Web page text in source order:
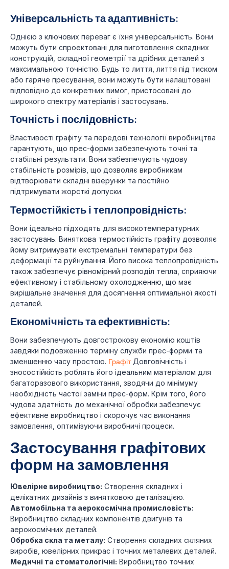
Універсальність та адаптивність:
Однією з ключових переваг є їхня універсальність. Вони
можуть бути спроектовані для виготовлення складних
конструкцій, складної геометрії та дрібних деталей з
максимальною точністю. Будь то лиття, лиття під тиском
або гаряче пресування, вони можуть бути налаштовані
відповідно до конкретних вимог, пристосовані до
широкого спектру матеріалів і застосувань.
Точність і послідовність:
Властивості графіту та передові технології виробництва
гарантують, що прес-форми забезпечують точні та
стабільні результати. Вони забезпечують чудову
стабільність розмірів, що дозволяє виробникам
відтворювати складні візерунки та постійно
підтримувати жорсткі допуски.
Термостійкість і теплопровідність:
Вони ідеально підходять для високотемпературних
застосувань. Виняткова термостійкість графіту дозволяє
йому витримувати екстремальні температури без
деформації та руйнування. Його висока теплопровідність
також забезпечує рівномірний розподіл тепла, сприяючи
ефективному і стабільному охолодженню, що має
вирішальне значення для досягнення оптимальної якості
деталей.
Економічність та ефективність:
Вони забезпечують довгострокову економію коштів
завдяки подовженню терміну служби прес-форми та
зменшенню часу простою. ГрафітДовговічність і
зносостійкість роблять його ідеальним матеріалом для
багаторазового використання, зводячи до мінімуму
необхідність частої заміни прес-форм. Крім того, його
чудова здатність до механічної обробки забезпечує
ефективне виробництво і скорочує час виконання
замовлення, оптимізуючи виробничі процеси.
Застосування графітових
форм на замовлення
Ювелірне виробництво: Створення складних і
делікатних дизайнів з винятковою деталізацією.
Автомобільна та аерокосмічна промисловість:
Виробництво складних компонентів двигунів та
аерокосмічних деталей.
Обробка скла та металу: Створення складних скляних
виробів, ювелірних прикрас і точних металевих деталей.
Медичні та стоматологічні: Виробництво точних